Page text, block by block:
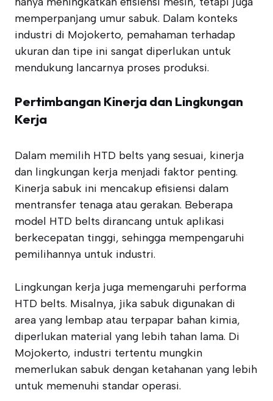
memperpanjang umur sabuk. Dalam konteks
industri di Mojokerto, pemahaman terhadap
ukuran dan tipe ini sangat diperlukan untuk
mendukung lancarnya proses produksi.
Pertimbangan Kinerja dan Lingkungan
Kerja
Dalam memilih HTD belts yang sesuai, kinerja
dan lingkungan kerja menjadi faktor penting.
Kinerja sabuk ini mencakup efisiensi dalam
mentransfer tenaga atau gerakan. Beberapa
model HTD belts dirancang untuk aplikasi
berkecepatan tinggi, sehingga mempengaruhi
pemilihannya untuk industri.
Lingkungan kerja juga memengaruhi performa
HTD belts. Misalnya, jika sabuk digunakan di
area yang lembap atau terpapar bahan kimia,
diperlukan material yang lebih tahan lama. Di
Mojokerto, industri tertentu mungkin
memerlukan sabuk dengan ketahanan yang lebih
untuk memenuhi standar operasi.